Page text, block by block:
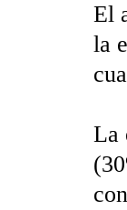
El
la
La